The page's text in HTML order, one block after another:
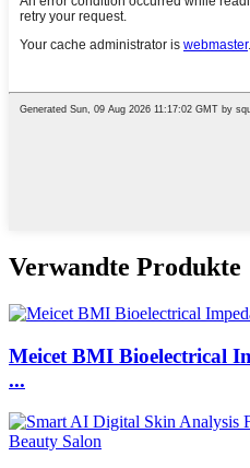
Verwandte Produkte
Meicet BMI Bioelectrical
...